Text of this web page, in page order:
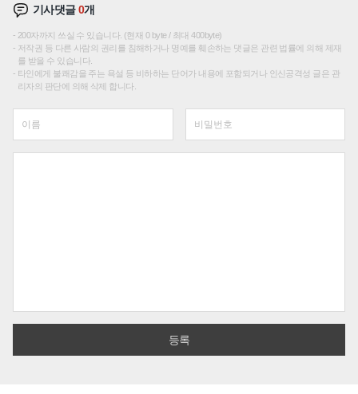
기사댓글0개
200자까지 쓰실 수 있습니다. (현재 0 byte / 최대 400byte)
저작권 등 다른 사람의 권리를 침해하거나 명예를 훼손하는 댓글은 관련 법률에 의해 제재
를 받을 수 있습니다.
타인에게 불쾌감을 주는 욕설 등 비하하는 단어가 내용에 포함되거나 인신공격성 글은 관
리자의 판단에 의해 삭제 합니다.